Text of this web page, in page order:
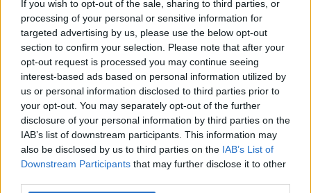
If you wish to opt-out of the sale, sharing to third parties, or
processing of your personal or sensitive information for
targeted advertising by us, please use the below opt-out
section to confirm your selection. Please note that after your
opt-out request is processed you may continue seeing
interest-based ads based on personal information utilized by
us or personal information disclosed to third parties prior to
your opt-out. You may separately opt-out of the further
disclosure of your personal information by third parties on the
IAB’s list of downstream participants. This information may
also be disclosed by us to third parties on the IAB’s List of
Downstream Participants that may further disclose it to other
μέσα, ο υφυπουργός Υγείας ανέφερε ότι «από το
2021, με τη μεγάλη δωρεά του Ιδρύματος Σταύρος
Νιάρχος, προστέθηκαν δύο ελικόπτερα και τρία
αεροπλάνα, χωρίς να αποσυρθούν τα προηγούμενα
μέσα. Με τον τρόπο αυτό, η χώρα έχει πετύχει
υπερδιπλασιασμό των αεροδιακομιδών, με αύξηση
165%».
Ο κ. Θεμιστοκλέους ανέφερε στη συνέχεια ότι
«κάθε χρόνο καταγράφεται επιπλέον αύξηση
περίπου 10% στις αεροδιακομιδές, καθώς